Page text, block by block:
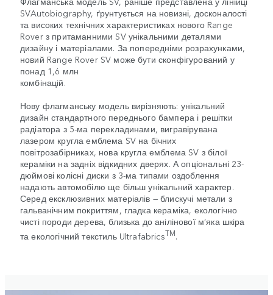
SVAutobiography, ґрунтується на новизні, досконалості
та високих технічних характеристиках нового Range
Rover з притаманними SV унікальними деталями
дизайну і матеріалами. За попередніми розрахунками,
новий Range Rover SV може бути сконфігурований у
понад 1,6 млн
комбінацій.
Нову флагманську модель вирізняють: унікальний
дизайн стандартного переднього бампера і решітки
радіатора з 5-ма перекладинами, вигравірувана
лазером кругла емблема SV на бічних
повітрозабірниках, нова кругла емблема SV з білої
кераміки на задніх відкидних дверях. А опціональні 23-
дюймові колісні диски з 3-ма типами оздоблення
надають автомобілю ще більш унікальний характер.
Серед ексклюзивних матеріалів — блискучі метали з
гальванічним покриттям, гладка кераміка, екологічно
чисті породи дерева, близька до анілінової м’яка шкіра
та екологічний текстиль UltrafabricsTM.